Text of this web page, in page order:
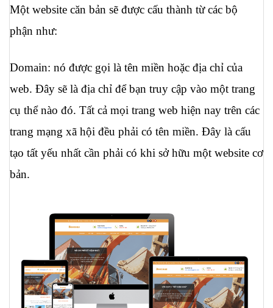
Một website căn bản sẽ được cấu thành từ các bộ
phận như:
Domain: nó được gọi là tên miền hoặc địa chỉ của
web. Đây sẽ là địa chỉ để bạn truy cập vào một trang
cụ thể nào đó. Tất cả mọi trang web hiện nay trên các
trang mạng xã hội đều phải có tên miền. Đây là cấu
tạo tất yếu nhất cần phải có khi sở hữu một website cơ
bản.